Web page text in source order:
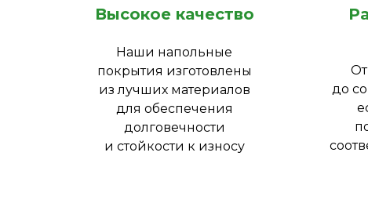
Высокое качество
Наши напольные
покрытия изготовлены
из лучших материалов
для обеспечения
долговечности
и стойкости к износу
до